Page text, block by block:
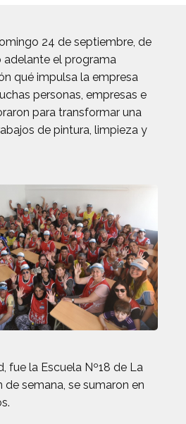
24 de septiembre, de
adelante el programa
qué impulsa la empresa
personas, empresas e
para transformar una
de pintura, limpieza y
fue la Escuela Nº18 de La
de semana, se sumaron en